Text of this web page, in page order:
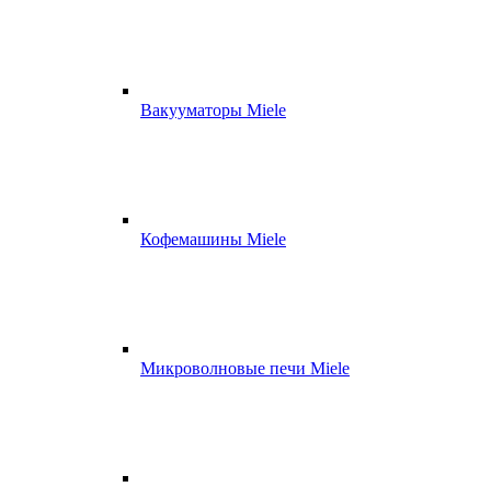
Вакууматоры Miele
Кофемашины Miele
Микроволновые печи Miele